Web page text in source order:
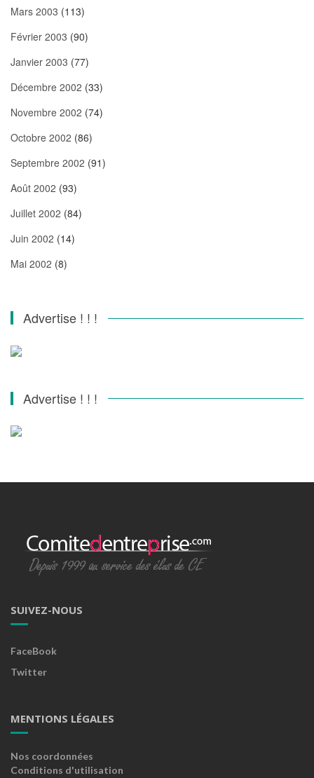
Mars 2003 (113)
Février 2003 (90)
Janvier 2003 (77)
Décembre 2002 (33)
Novembre 2002 (74)
Octobre 2002 (86)
Septembre 2002 (91)
Août 2002 (93)
Juillet 2002 (84)
Juin 2002 (14)
Mai 2002 (8)
Advertise ! ! !
Advertise ! ! !
SUIVEZ-NOUS
FaceBook
Twitter
MENTIONS LÉGALES
Nos coordonnées
Conditions d'utilisation